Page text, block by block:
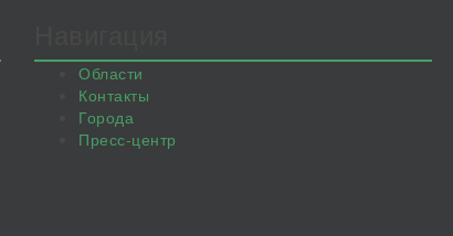
Области
Контакты
Города
Пресс-центр